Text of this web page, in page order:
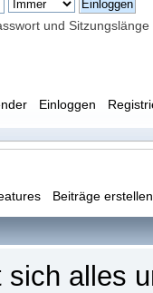
und Sitzungslänge
Einloggen
Beiträge
sich alles